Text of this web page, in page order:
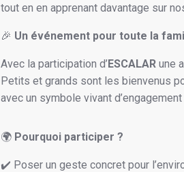
tout en en apprenant davantage sur
🎉 Un événement pour toute la
Avec la participation d’ESCALAR une
Petits et grands sont les bienvenus
avec un symbole vivant
🌍 Pourquoi participer ?
✔️ Poser un geste concret pour